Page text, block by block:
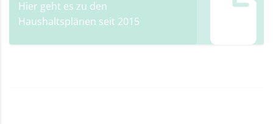
Hier geht es zu den
Haushaltsplänen seit 2015